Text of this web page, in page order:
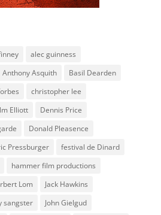
alec guinness
Anthony Asquith
Basil Dearden
christopher lee
Elliott
Dennis Price
Donald Pleasence
Pressburger
festival de Dinard
hammer film productions
Lom
Jack Hawkins
sangster
John Gielgud